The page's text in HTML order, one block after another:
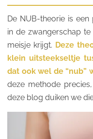
De NUB-theorie is
in de zwangerschap
meisje krijgt. Deze
klein uitsteekseltje
dat ook wel de “nub”
deze methode
deze blog duiken we